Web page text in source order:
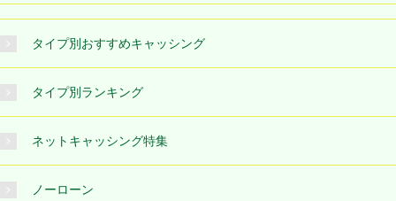
タイプ別おすすめキャッシング
タイプ別ランキング
ネットキャッシング特集
ノーローン